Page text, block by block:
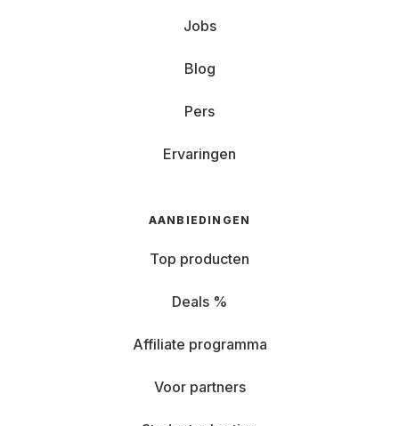
Jobs
Blog
Pers
Ervaringen
AANBIEDINGEN
Top producten
Deals %
Affiliate programma
Voor partners